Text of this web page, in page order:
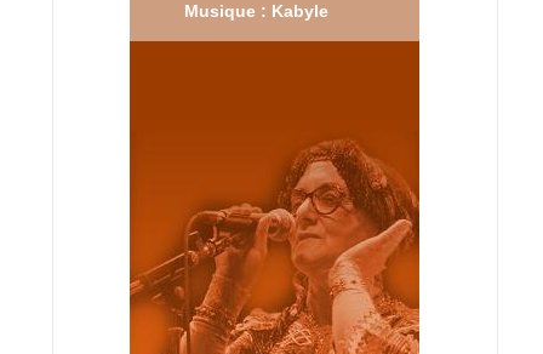
Musique : Kabyle